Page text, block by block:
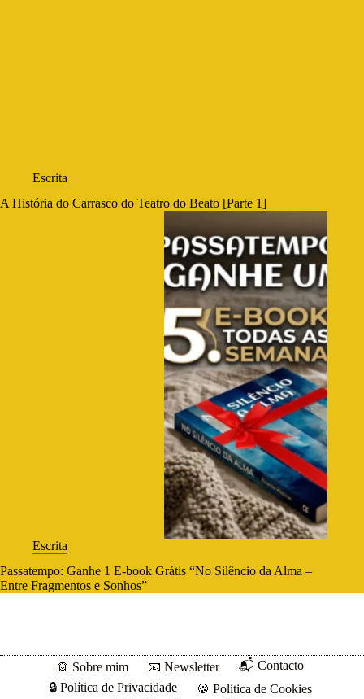
Escrita
A História do Carrasco do Teatro do Beato [Parte 1]
Escrita
Passatempo: Ganhe 1 E-book Grátis “No Silêncio da Alma –
Entre Fragmentos e Sonhos”
👱 Sobre mim 📧 Newsletter
📬 Contacto
🔒 Política de Privacidade
🍪 Política de Cookies